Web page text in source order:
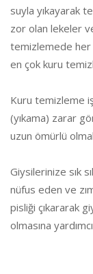
suyla yıkayarak
zor olan lekeler
temizlemede her
en çok kuru
Kuru temizleme
(yıkama) zarar
uzun ömürlü
Giysilerinize sık
nüfus eden ve
pisliği çıkararak
olmasına